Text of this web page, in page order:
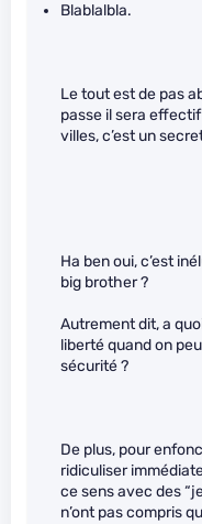
Blablalbla.
Le tout est de pas
passe il sera
villes, c’est un
Ha ben oui, c’est
big brother ?
Autrement dit, a
liberté quand on
sécurité ?
De plus, pour
ridiculiser
ce sens avec des
n’ont pas compris